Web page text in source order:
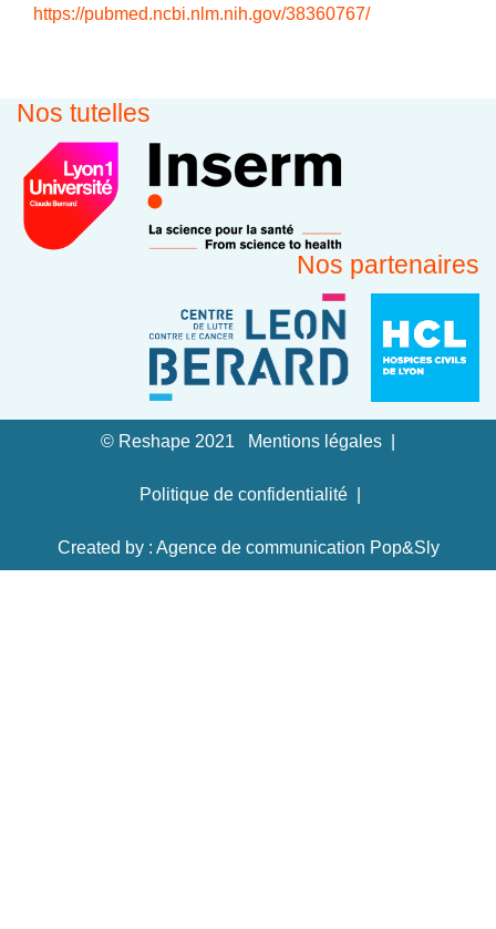
https://pubmed.ncbi.nlm.nih.gov/38360767/
Nos tutelles
Nos partenaires
© Reshape 2021 Mentions légales
Politique de confidentialité
Created by : Agence de communication Pop&Sly